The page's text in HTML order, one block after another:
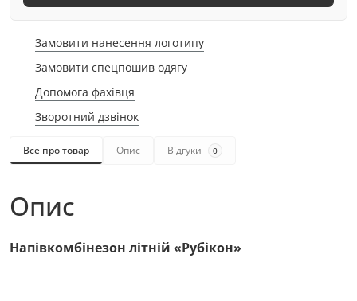
Замовити нанесення логотипу
Замовити спецпошив одягу
Допомога фахівця
Зворотний дзвінок
Все про товар Опис Відгуки 0
Опис
Напівкомбінезон літній «Рубікон»